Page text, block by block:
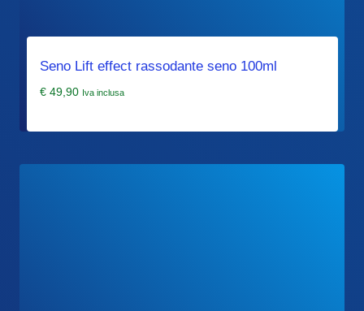
Seno Lift effect rassodante seno 100ml
€49,90 Iva inclusa